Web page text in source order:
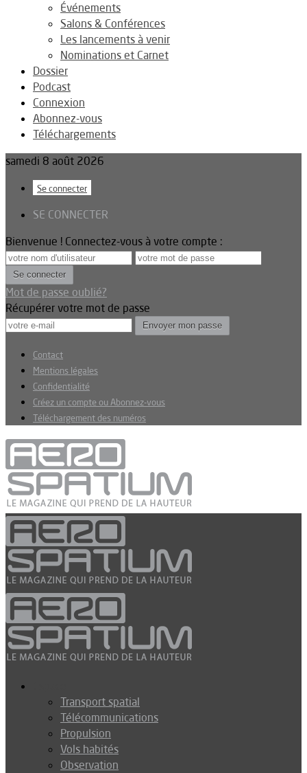
Événements
Salons & Conférences
Les lancements à venir
Nominations et Carnet
Dossier
Podcast
Connexion
Abonnez-vous
Téléchargements
samedi 8 août 2026
Se connecter
SE CONNECTER
Bienvenue ! Connectez-vous à votre compte :
Mot de passe oublié?
Récupérer votre mot de passe
Contact
Mentions légales
Confidentialité
Créez un compte ou Abonnez-vous
Téléchargement des numéros
Transport spatial
Télécommunications
Propulsion
Vols habités
Observation